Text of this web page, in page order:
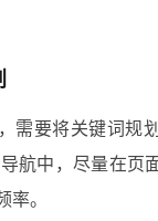
需要将关键词规
航中，尽量在页
。